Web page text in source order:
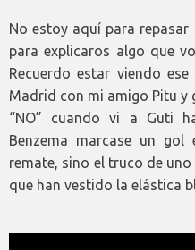
No estoy aquí para
para explicaros algo que
Recuerdo estar viendo
Madrid con mi amigo Pitu
“NO” cuando vi a Guti
Benzema marcase un
remate, sino el truco de
que han vestido la elástica